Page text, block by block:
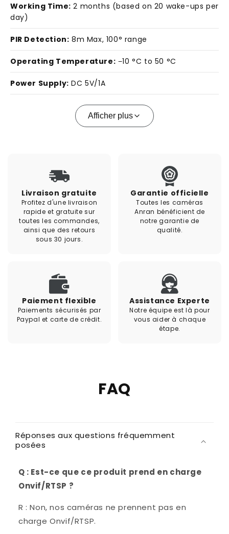
Working Time: 2 months (based on 20 wake-ups per
day)
PIR Detection: 8m Max, 100° range
Operating Temperature: −10 °C to 50 °C
Power Supply: DC 5V/1A
Afficher plus
Livraison gratuite
Profitez d'une livraison
rapide et gratuite sur
toutes les commandes,
ainsi que des retours
sous 30 jours.
Garantie officielle
Toutes les caméras
Anran bénéficient de
notre garantie de
qualité.
Paiement flexible
Paiements sécurisés par
Paypal et carte de crédit.
Assistance Experte
Notre équipe est là pour
vous aider à chaque
étape.
FAQ
Réponses aux questions fréquemment
posées
Q : Est-ce que ce produit prend en charge
Onvif/RTSP ?
R : Non, nos caméras ne prennent pas en
charge Onvif/RTSP.